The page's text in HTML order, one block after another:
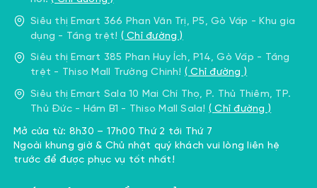
Siêu thị Emart 366 Phan Văn Trị, P5, Gò Vấp - Khu gia
dụng - Tầng trệt! ( Chỉ đường )
Siêu thị Emart 385 Phan Huy Ích, P14, Gò Vấp - Tầng
trệt - Thiso Mall Trường Chinh! ( Chỉ đường )
Siêu thị Emart Sala 10 Mai Chí Thọ, P. Thủ Thiêm, TP.
Thủ Đức - Hầm B1 - Thiso Mall Sala! ( Chỉ đường )
Mở cửa từ: 8h30 – 17h00 Thứ 2 tới Thứ 7
Ngoài khung giờ & Chủ nhật quý khách vui lòng liên hệ
trước để được phục vụ tốt nhất!